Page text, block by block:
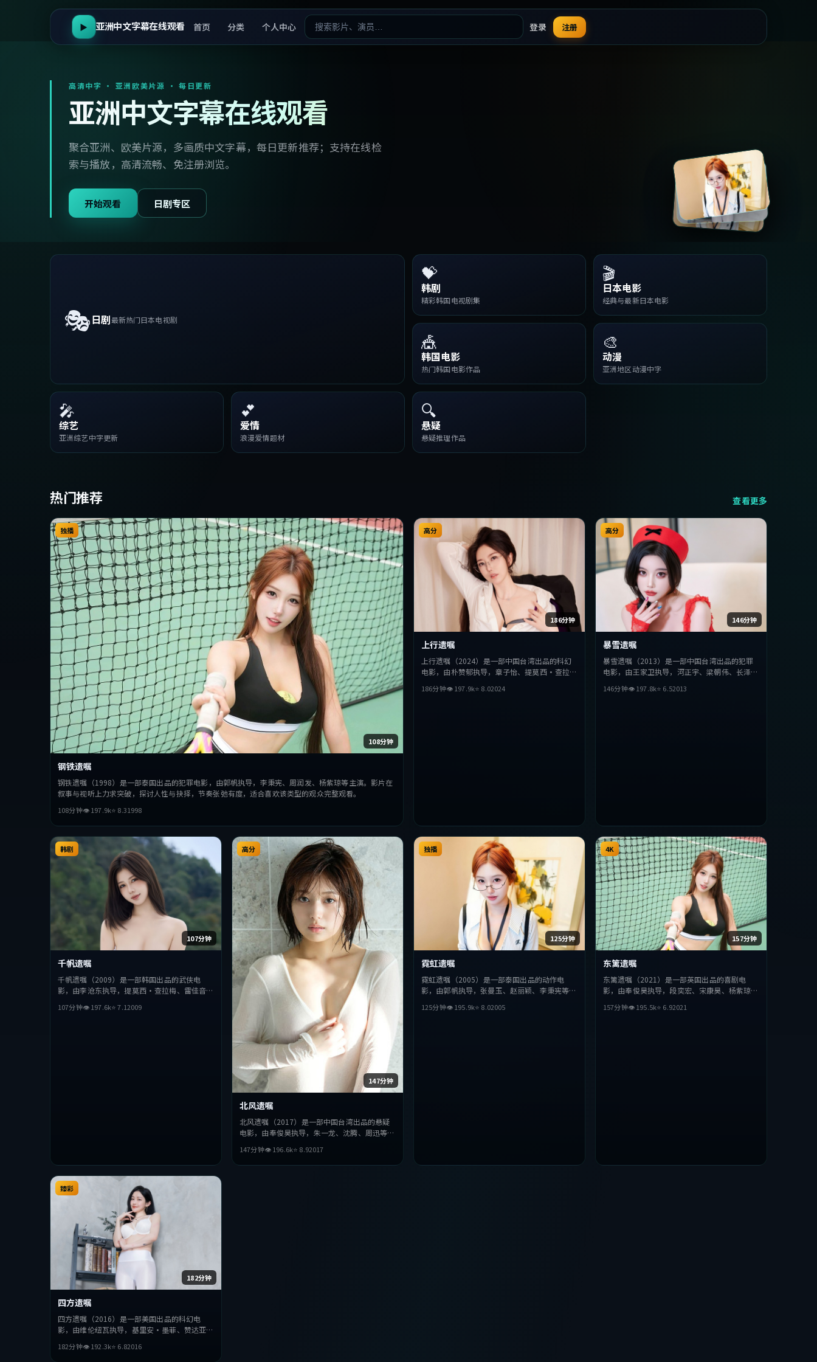
▶ 亚洲中文字幕在线观看 首页 分类 个人中心 登录 注册
高清中字 · 亚洲欧美片源 · 每日更新
亚洲中文字幕在线观看
聚合亚洲、欧美片源，多画质中文字幕，每日更新推荐；支持在线检
索与播放，高清流畅、免注册浏览。
开始观看 日剧专区
🎭日剧最新热门日本电视剧
💝
韩剧
精彩韩国电视剧集
🎬
日本电影
经典与最新日本电影
🎪
韩国电影
热门韩国电影作品
🎨
动漫
亚洲地区动漫中字
🎤
综艺
亚洲综艺中字更新
💕
爱情
浪漫爱情题材
🔍
悬疑
悬疑推理作品
热门推荐 查看更多
108分钟
独播
钢铁遗嘱
钢铁遗嘱（1998）是一部泰国出品的犯罪电影，由郭帆执导，李秉宪、周润发、杨紫琼等主演。影片在
叙事与视听上力求突破，探讨人性与抉择，节奏张弛有度，适合喜欢该类型的观众完整观看。
108分钟👁197.9k⭐ 8.31998
186分钟
高分
上行遗嘱
上行遗嘱（2024）是一部中国台湾出品的科幻
电影，由朴赞郁执导，章子怡、提莫西·查拉
破，探讨人性与抉择，节奏张弛有度，适合喜欢
186分钟👁197.9k⭐ 8.02024
146分钟
高分
暴雪遗嘱
暴雪遗嘱（2013）是一部中国台湾出品的犯罪
电影，由王家卫执导，河正宇、梁朝伟、长泽雅
人性与抉择，节奏张弛有度，适合喜欢该类型的
146分钟👁197.8k⭐ 6.52013
107分钟
韩剧
千帆遗嘱
千帆遗嘱（2009）是一部韩国出品的武侠电
影，由李沧东执导，提莫西·查拉梅、雷佳音、
探讨人性与抉择，节奏张弛有度，适合喜欢该类
107分钟👁197.6k⭐7.12009
147分钟
高分
北风遗嘱
北风遗嘱（2017）是一部中国台湾出品的悬疑
电影，由奉俊昊执导，朱一龙、沈腾、周迅等主
抉择，节奏张弛有度，适合喜欢该类型的观众完
整观看。
147分钟👁196.6k⭐ 8.92017
125分钟
独播
霓虹遗嘱
霓虹遗嘱（2005）是一部泰国出品的动作电
影，由郭帆执导，张曼玉、赵丽颖、李秉宪等主
抉择，节奏张弛有度，适合喜欢该类型的观众完
125分钟👁195.9k⭐ 8.02005
157分钟
4K
东篱遗嘱
东篱遗嘱（2021）是一部英国出品的喜剧电
影，由奉俊昊执导，段奕宏、宋康昊、杨紫琼等
与抉择，节奏张弛有度，适合喜欢该类型的观众
157分钟👁195.5k⭐ 6.92021
182分钟
臻彩
四方遗嘱
四方遗嘱（2016）是一部美国出品的科幻电
影，由维伦纽瓦执导，基里安·墨菲、赞达亚、
探讨人性与抉择，节奏张弛有度，适合喜欢该类
182分钟👁192.3k⭐ 6.82016